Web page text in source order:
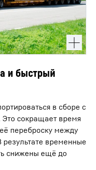
и быстрый
в сборе с
сокращает время
переброску между
временные
снижены ещё до